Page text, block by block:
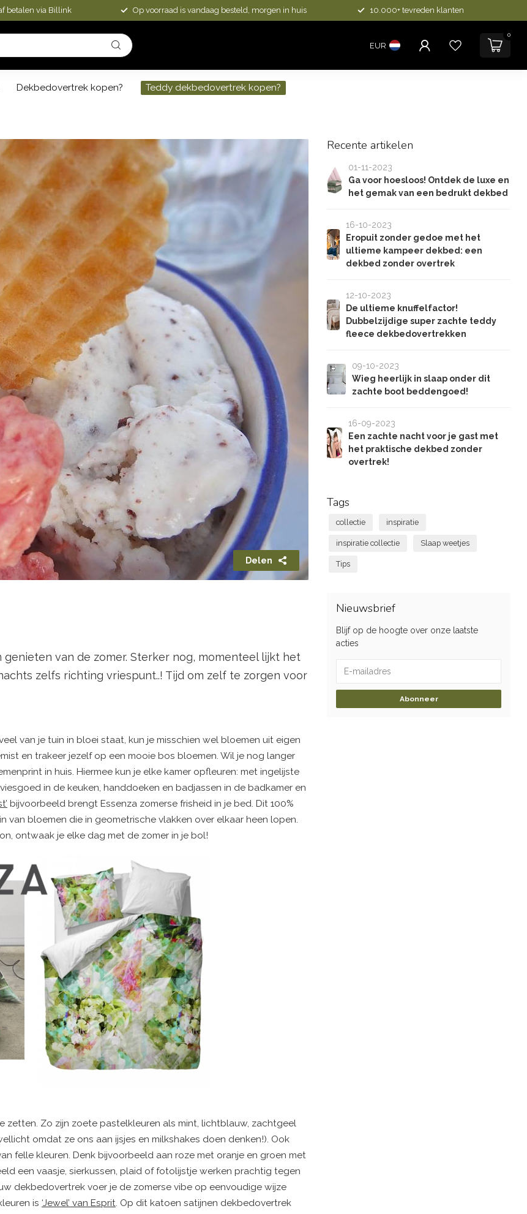
betalen via Billink Op voorraad is vandaag besteld, morgen in huis 10.000+ tevreden klanten
EUR
0
Dekbedovertrek kopen? Teddy dekbedovertrek kopen?
Delen
van de zomer. Sterker nog, momenteel lijkt het
zelfs richting vriespunt..! Tijd om zelf te zorgen voor
van je tuin in bloei staat, kun je misschien wel bloemen uit eigen
en trakeer jezelf op een mooie bos bloemen. Wil je nog langer
in huis. Hiermee kun je elke kamer opfleuren: met ingelijste
in de keuken, handdoeken en badjassen in de badkamer en
bijvoorbeeld brengt Essenza zomerse frisheid in je bed. Dit 100%
bloemen die in geometrische vlakken over elkaar heen lopen.
ontwaak je elke dag met de zomer in je bol!
zetten. Zo zijn zoete pastelkleuren als mint, lichtblauw, zachtgeel
omdat ze ons aan ijsjes en milkshakes doen denken!). Ook
felle kleuren. Denk bijvoorbeeld aan roze met oranje en groen met
een vaasje, sierkussen, plaid of fotolijstje werken prachtig tegen
dekbedovertrek voer je de zomerse vibe op eenvoudige wijze
is ‘Jewel’ van Esprit. Op dit katoen satijnen dekbedovertrek
Recente artikelen
01-11-2023
Ga voor hoesloos! Ontdek de luxe en
het gemak van een bedrukt dekbed
16-10-2023
Eropuit zonder gedoe met het
ultieme kampeer dekbed: een
dekbed zonder overtrek
12-10-2023
De ultieme knuffelfactor!
Dubbelzijdige super zachte teddy
fleece dekbedovertrekken
09-10-2023
Wieg heerlijk in slaap onder dit
zachte boot beddengoed!
16-09-2023
Een zachte nacht voor je gast met
het praktische dekbed zonder
overtrek!
Tags
collectie inspiratie
inspiratie collectie Slaap weetjes
Tips
Nieuwsbrief
Blijf op de hoogte over onze laatste
acties
Abonneer